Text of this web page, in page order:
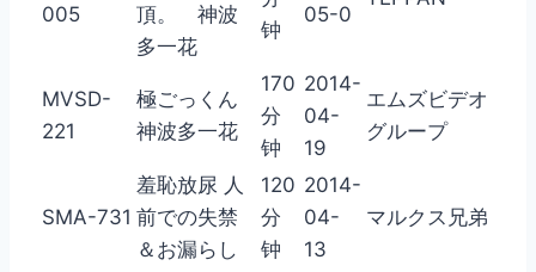
005
頂。 神波
多一花
钟
05-0
MVSD-
221
極ごっくん
神波多一花
170
分
钟
2014-
04-
19
エムズビデオ
グループ
SMA-731
羞恥放尿 人
前での失禁
＆お漏らし
120
分
钟
2014-
04-
13
マルクス兄弟